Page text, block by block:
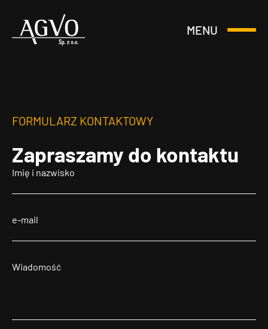
Header
MENU
Otwórz
FORMULARZ KONTAKTOWY
Zapraszamy do kontaktu